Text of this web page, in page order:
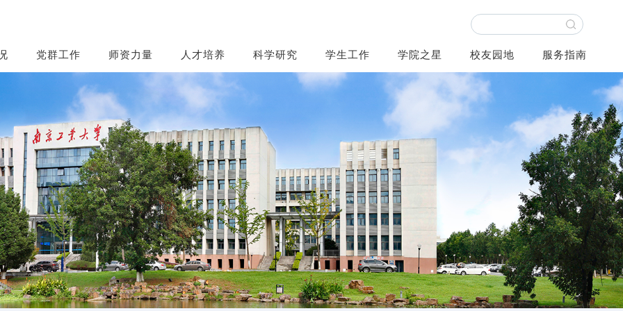
党群工作 师资力量 人才培养 科学研究 学生工作 学院之星 校友园地 服务指南